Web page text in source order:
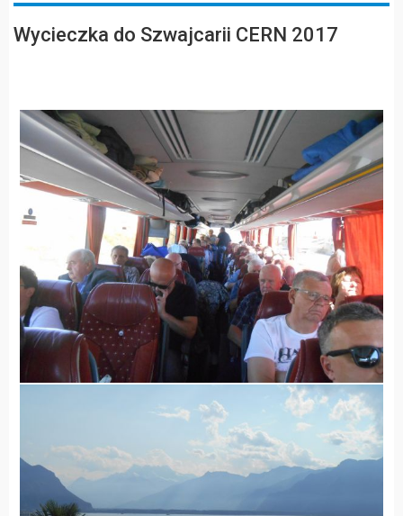
Wycieczka do Szwajcarii CERN 2017